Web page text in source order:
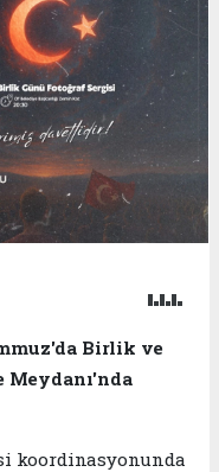
Birlik ve
Meydanı'nda
koordinasyonunda